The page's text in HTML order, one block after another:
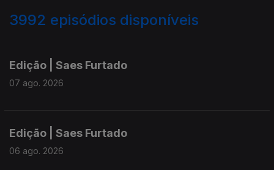
3992 episódios disponíveis
Edição | Saes Furtado
07 ago. 2026
Edição | Saes Furtado
06 ago. 2026